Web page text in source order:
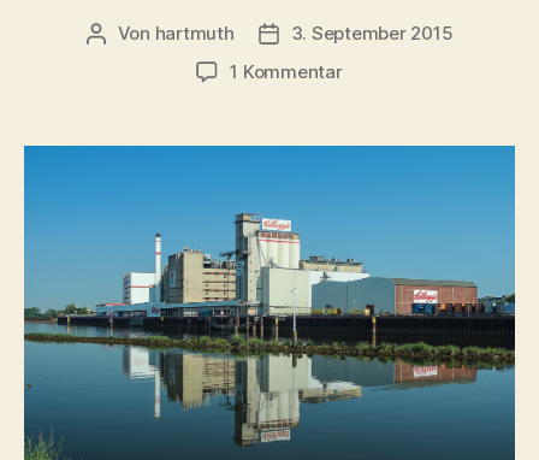
Beitragsautor
Von hartmuth Veröffentlichungsdatum
3. September 2015
1 Kommentarzu
Überseestadt
an
der
Weser